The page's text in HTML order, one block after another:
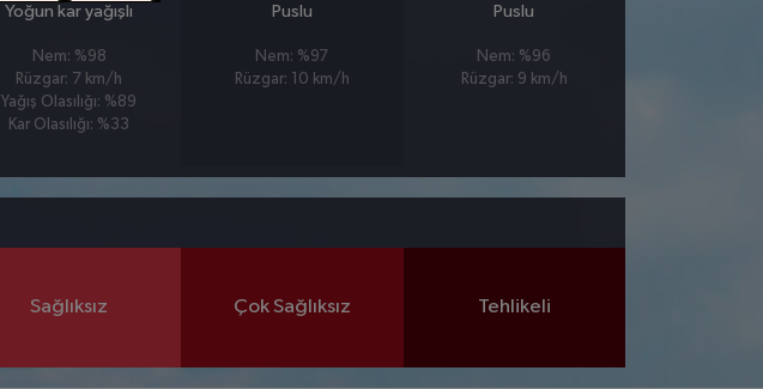
Yoğun kar yağışlı
Nem: %98
Rüzgar: 7 km/h
Yağış Olasılığı: %89
Kar Olasılığı: %33
Puslu
Nem: %97
Rüzgar: 10 km/h
Puslu
Nem: %96
Rüzgar: 9 km/h
Sağlıksız Çok Sağlıksız Tehlikeli